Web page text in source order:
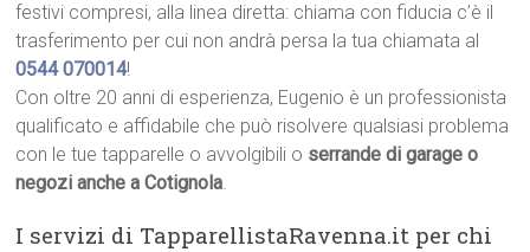
festivi compresi, alla linea diretta: chiama con fiducia c’è il
trasferimento per cui non andrà persa la tua chiamata al
0544 070014!
Con oltre 20 anni di esperienza, Eugenio è un professionista
qualificato e affidabile che può risolvere qualsiasi problema
con le tue tapparelle o avvolgibili o serrande di garage o
negozi anche a Cotignola.
I servizi di TapparellistaRavenna.it per chi